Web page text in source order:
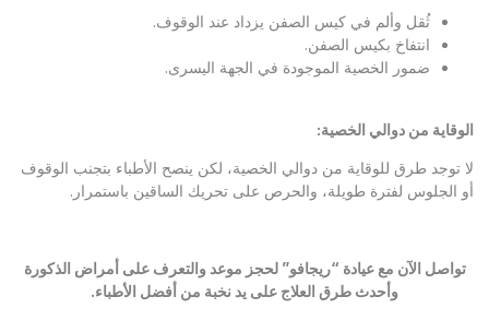
ثُقل وألم في كيس الصفن يزداد عند الوقوف.
انتفاخ بكيس الصفن.
ضمور الخصية الموجودة في الجهة اليسرى.
الوقاية من دوالي الخصية:
لا توجد طرق للوقاية من دوالي الخصية، لكن ينصح الأطباء بتجنب الوقوف
أو الجلوس لفترة طويلة، والحرص على تحريك الساقين باستمرار.
تواصل الآن مع عيادة “ريجافو” لحجز موعد والتعرف على أمراض الذكورة
وأحدث طرق العلاج على يد نخبة من أفضل الأطباء.